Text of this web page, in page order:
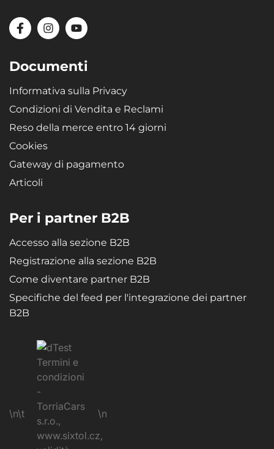
Documenti
Informativa sulla Privacy
Condizioni di Vendita e Reclami
Reso della merce entro 14 giorni
Cookies
Gateway di pagamento
Articoli
Per i partner B2B
Accesso alla sezione B2B
Registrazione alla sezione B2B
Come diventare partner B2B
Specifiche del feed per l'integrazione dei partner
B2B
\n\t \n